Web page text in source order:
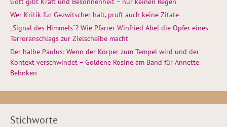
Wer Kritik für Gezwitscher hält, prüft auch keine Zitate
„Signal des Himmels“? Wie Pfarrer Winfried Abel die Opfer eines
Terroranschlags zur Zielscheibe macht
Der halbe Paulus: Wenn der Körper zum Tempel wird und der
Kontext verschwindet – Goldene Rosine am Band für Annette
Behnken
Stichworte